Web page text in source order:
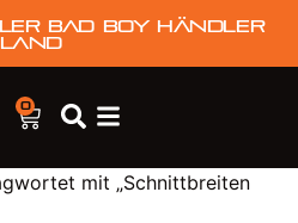
Bad Boy Händler
0
mit „Schnittbreiten